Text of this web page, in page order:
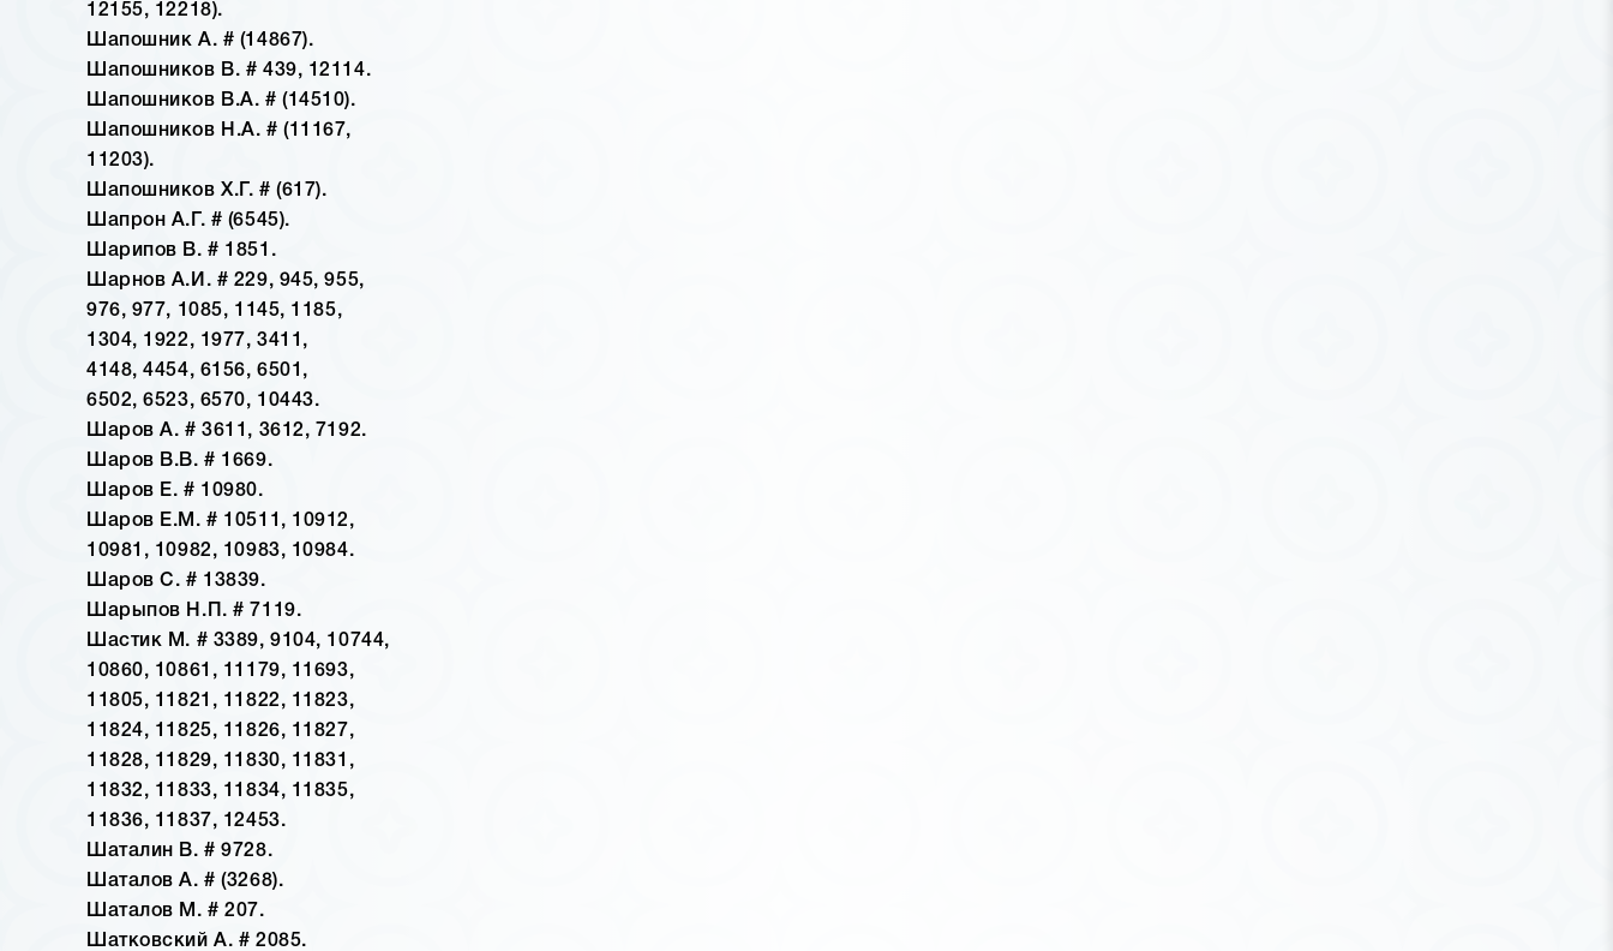
12155, 12218).
Шапошник А. # (14867).
Шапошников В. # 439, 12114.
Шапошников В.А. # (14510).
Шапошников Н.А. # (11167,
11203).
Шапошников Х.Г. # (617).
Шапрон А.Г. # (6545).
Шарипов В. # 1851.
Шарнов А.И. # 229, 945, 955,
976, 977, 1085, 1145, 1185,
1304, 1922, 1977, 3411,
4148, 4454, 6156, 6501,
6502, 6523, 6570, 10443.
Шаров А. # 3611, 3612, 7192.
Шаров В.В. # 1669.
Шаров Е. # 10980.
Шаров Е.М. # 10511, 10912,
10981, 10982, 10983, 10984.
Шаров С. # 13839.
Шарыпов Н.П. # 7119.
Шастик М. # 3389, 9104, 10744,
10860, 10861, 11179, 11693,
11805, 11821, 11822, 11823,
11824, 11825, 11826, 11827,
11828, 11829, 11830, 11831,
11832, 11833, 11834, 11835,
11836, 11837, 12453.
Шаталин В. # 9728.
Шаталов А. # (3268).
Шаталов М. # 207.
Шатковский А. # 2085.